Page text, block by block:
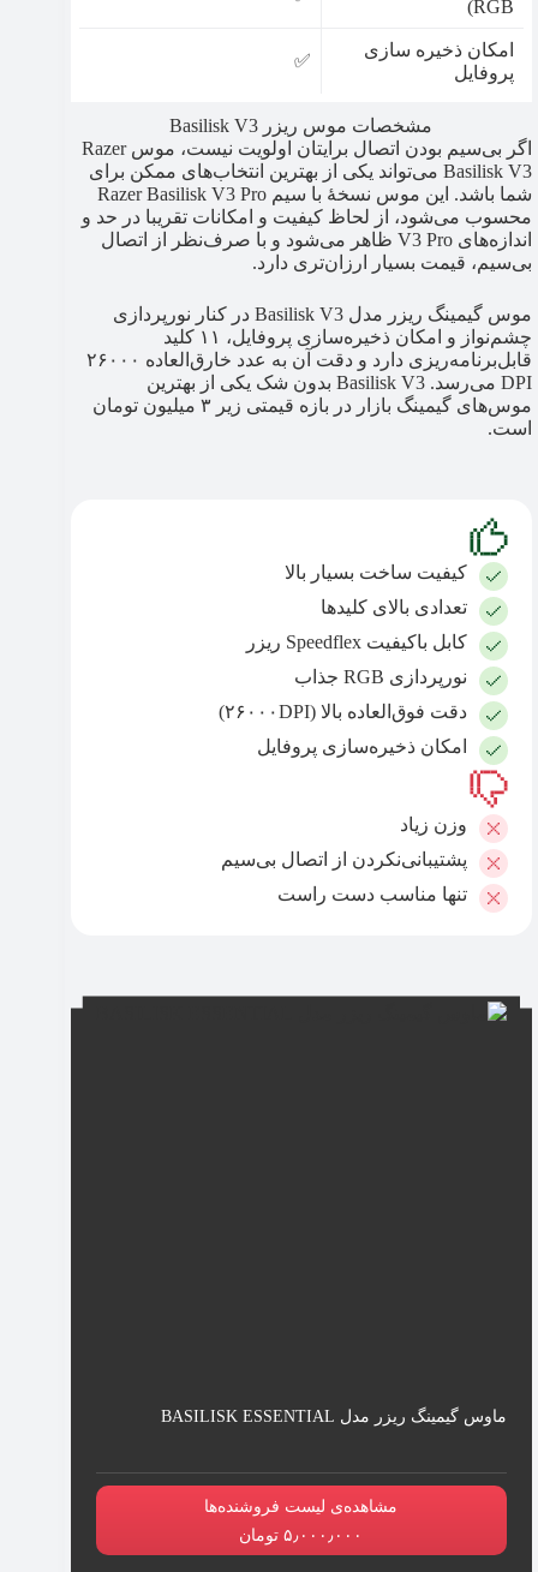
RGB)
امکان ذخیره سازی
پروفایل
✅
مشخصات موس ریزر Basilisk V3
اگر بی‌سیم بودن اتصال برایتان اولویت نیست، موس Razer
Basilisk V3 می‌تواند یکی از بهترین انتخاب‌های ممکن برای
شما باشد. این موس نسخهٔ با سیم Razer Basilisk V3 Pro
محسوب می‌شود، از لحاظ کیفیت و امکانات تقریبا در حد و
اندازه‌های V3 Pro ظاهر می‌شود و با صرف‌نظر از اتصال
بی‌سیم، قیمت بسیار ارزان‌تری دارد.
موس گیمینگ ریزر مدل Basilisk V3 در کنار نورپردازی
چشم‌نواز و امکان ذخیره‌سازی پروفایل، ۱۱ کلید
قابل‌برنامه‌ریزی دارد و دقت آن به عدد خارق‌العاده ۲۶۰۰۰
DPI می‌رسد. Basilisk V3 بدون شک یکی از بهترین
موس‌های گیمینگ بازار در بازه قیمتی زیر ۳ میلیون تومان
است.
کیفیت ساخت بسیار بالا
تعدادی بالای کلیدها
کابل باکیفیت Speedflex ریزر
نورپردازی RGB جذاب
دقت فوق‌العاده بالا (۲۶۰۰۰DPI)
امکان ذخیره‌سازی پروفایل
وزن زیاد
پشتیبانی‌نکردن از اتصال بی‌سیم
تنها مناسب دست راست
ماوس گیمینگ ریزر مدل BASILISK ESSENTIAL
مشاهده‌ی لیست فروشنده‌ها
۵٫۰۰۰٫۰۰۰ تومان